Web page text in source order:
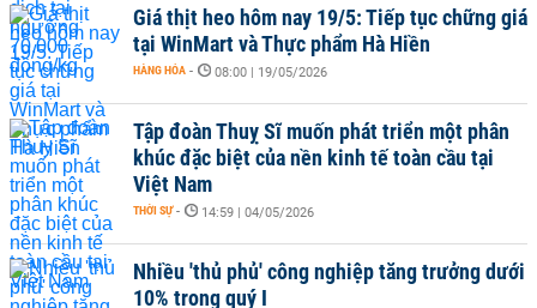
Giá thịt heo hôm nay 19/5: Tiếp tục chững giá
tại WinMart và Thực phẩm Hà Hiền
HÀNG HÓA - 08:00 | 19/05/2026
Tập đoàn Thuỵ Sĩ muốn phát triển một phân
khúc đặc biệt của nền kinh tế toàn cầu tại
Việt Nam
THỜI SỰ - 14:59 | 04/05/2026
Nhiều 'thủ phủ' công nghiệp tăng trưởng dưới
10% trong quý I